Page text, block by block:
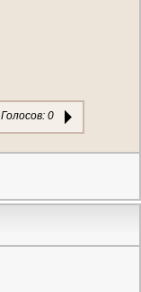
Голосов: 0